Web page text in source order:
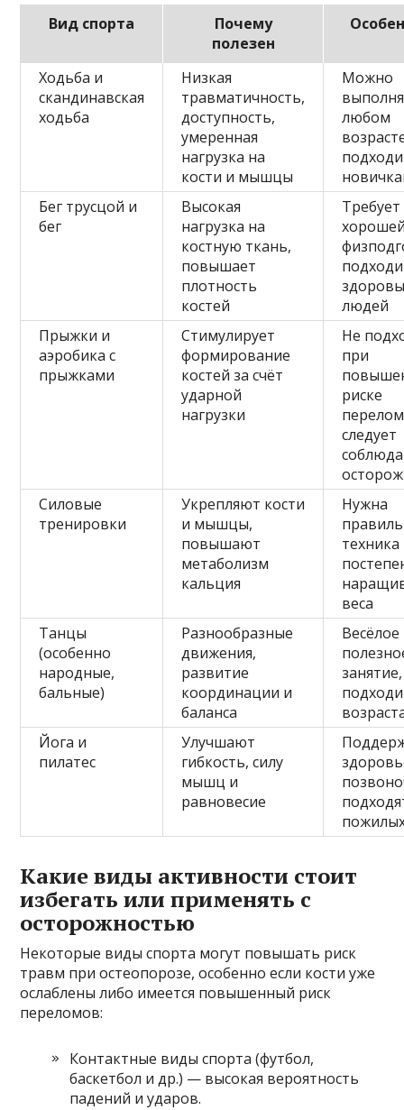
Вид спорта
Почему
полезен
Ходьба и
скандинавская
ходьба
Низкая
травматичность,
доступность,
умеренная
нагрузка на
кости и мышцы
Можно
любом
Бег трусцой и
бег
Высокая
нагрузка на
костную ткань,
повышает
плотность
костей
Требует
людей
Прыжки и
аэробика с
прыжками
Стимулирует
формирование
костей за счёт
ударной
нагрузки
Не
при
риске
следует
Силовые
тренировки
Укрепляют кости
и мышцы,
повышают
метаболизм
кальция
Нужна
техника
веса
Танцы
(особенно
народные,
бальные)
Разнообразные
движения,
развитие
координации и
баланса
Весёлое
занятие,
Йога и
пилатес
Улучшают
гибкость, силу
мышц и
равновесие
Какие виды активности стоит
избегать или применять с
осторожностью
Некоторые виды спорта могут повышать риск
травм при остеопорозе, особенно если кости уже
ослаблены либо имеется повышенный риск
переломов:
Контактные виды спорта (футбол,
баскетбол и др.) — высокая вероятность
падений и ударов.